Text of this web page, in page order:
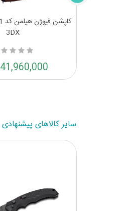
3DX
41,960,000 تومان
سایر کالاهای پیشنهادی